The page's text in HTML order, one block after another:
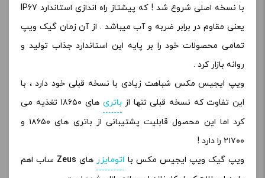
با نسخه اصلی شروع شد ! که پیشتاز راه اندازی استاندارد IP67
یعنی مقاوم در برابر ضربه و آب میباشد . از آن زمان گیک ویپ
تمامی محصولات خود را بر پایه این استاندارد جذاب تولید و
روانه بازار کرد .
ویپ ایجیس مکس شباهت زیادی با نسخه قبلی خود دارد ، با
این تفاوت که نسخه قبلی تنها از باتری
های ۱۸۶۵۰ تغذیه می
کرد اما این محصول قابلیت پشتیبانی از باتری های ۱۸۶۵۰ و
۲۱۷۰۰ را دارد !
ویپ گیک ویپ ایجیس مکس با اتومایزر های Zeus ساب اهم